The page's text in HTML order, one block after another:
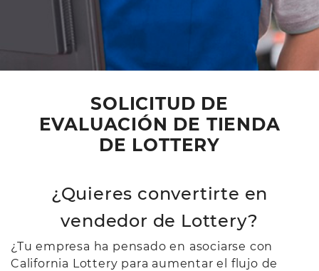
SOLICITUD DE
EVALUACIÓN DE TIENDA
DE LOTTERY
¿Quieres convertirte en
vendedor de Lottery?
¿Tu empresa ha pensado en asociarse con
California Lottery para aumentar el flujo de